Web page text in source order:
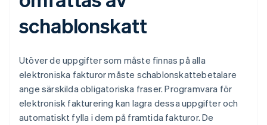
schablonskatt
Utöver de uppgifter som måste finnas på alla
elektroniska fakturor måste schablonskattebetalare
ange särskilda obligatoriska fraser. Programvara för
elektronisk fakturering kan lagra dessa uppgifter och
automatiskt fylla i dem på framtida fakturor. De